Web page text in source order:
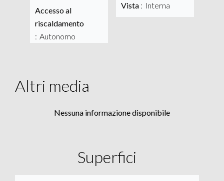
Accesso al
riscaldamento
Autonomo
Vista Interna
Altri media
Nessuna informazione disponibile
Superfici